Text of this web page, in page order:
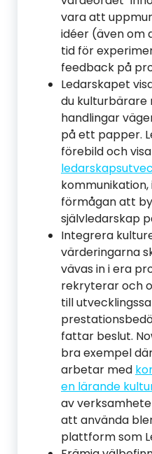
vara att
idéer (även om
tid för
feedback på
Ledarskapet
du kulturbärare
handlingar
på ett papper.
förebild och
förmågan att
självledarskap
Integrera
värderingarna
vävas in i era
rekryterar och
till
fattar beslut.
bra exempel
arbetar med
en lärande
av
att använda
plattform som